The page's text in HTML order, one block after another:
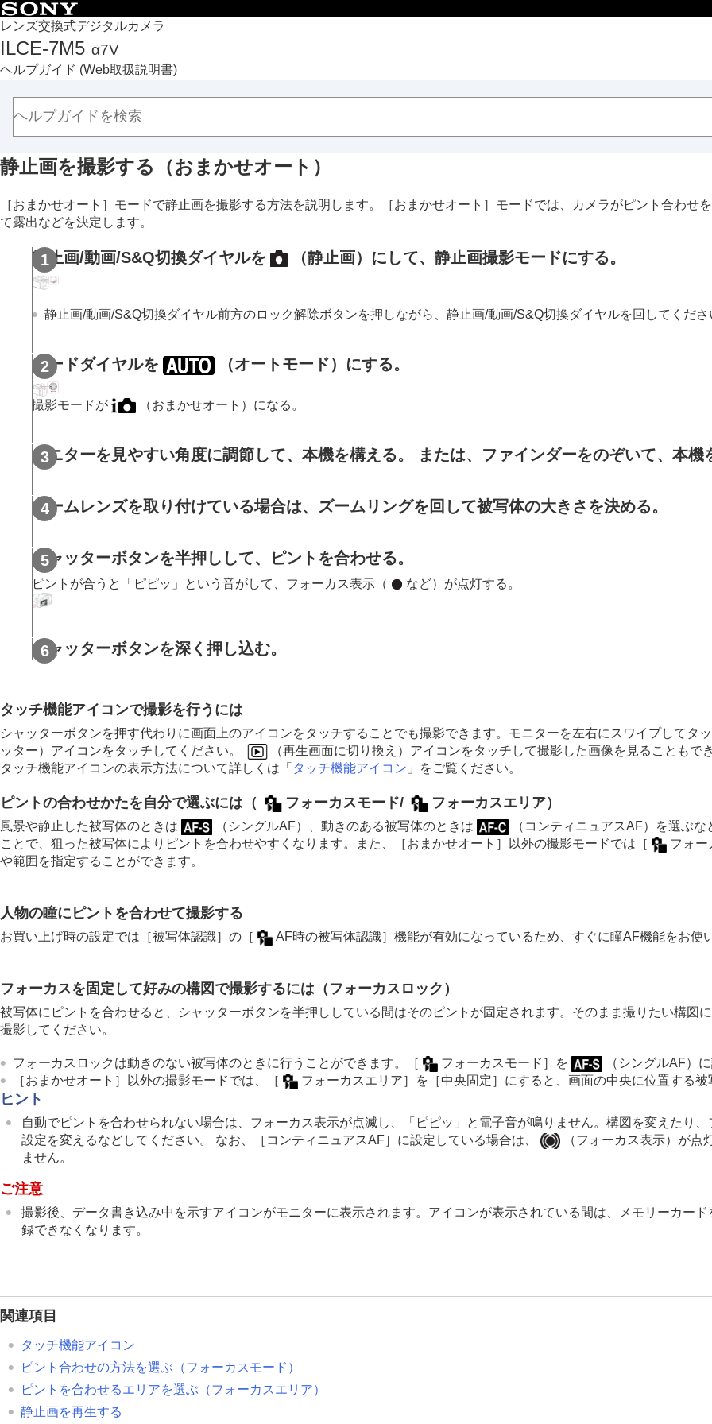
レンズ交換式デジタルカメラ
ILCE-7M5 α7V
ヘルプガイド (Web取扱説明書)
トップページ
ヘルプガイドの使いかた
必ずお読みください
本体と付属品を確認する
本機の基本操作
充電する
USB給電でカメラを使う
使用できるメモリーカード
カメラの初期設定を行う
撮影前に確認すること
動画を撮影する （おまかせオート
撮影機能を活用する
カメラをカスタマイズする
再生する
カメラの設定を変更する
パソコンでできること
クラウドサービスを利用する
静止画を撮影する（おまかせオート）
［おまかせオート］ モードで静止画を撮影する方法を説明します。 ［おまかせオート］ モードでは、カメラがピント合わせ
て露出などを決定します。
静止画/動画/S&Q切換ダイヤルを （静止画）にして、静止画撮影モードにする。
静止画/動画/S&Q切換ダイヤル前方のロック解除ボタンを押しながら、静止画/動画/S&Q切換ダイヤルを回してくださ
モードダイヤルを （オートモード）にする。
撮影モードが （おまかせオート ）になる。
モニターを見やすい角度に調節して、本機を構える。 または、ファインダーをのぞいて、本機
ズームレンズを取り付けている場合は、ズームリングを回して被写体の大きさを決める。
シャッターボタンを半押しして、ピントを合わせる。
ピントが合うと「ピピッ」という音がして、フォーカス表示（ など）が点灯する。
シャッターボタンを深く押し込む。
タッチ機能アイコンで撮影を行うには
シャッターボタンを押す代わりに画面上のアイコンをタッチすることでも撮影できます。モニターを左右にスワイプしてタ
ッター）アイコンをタッチしてください。
（再生画面に切り換え）アイコンをタッチして撮影した画像を見ることもで
タッチ機能アイコンの表示方法について詳しくは「 タッチ機能アイコン 」をご覧ください。
ピントの合わせかたを自分で選ぶには（ フォーカスモード/ フォーカスエリア）
風景や静止した被写体のときは （ シングルAF）、動きのある被写体のときは （ コンティニュアスAF）を選ぶな
ことで、狙った被写体によりピントを合わせやすくなります。また、
［おまかせオート］ 以外の撮影モードでは ［ フォー
や範囲を指定することができます。
人物の瞳にピントを合わせて撮影する
お買い上げ時の設定では ［被写体認識］ の ［ AF時の被写体認識］ 機能が有効になっているため、すぐに瞳AF機能をお使
フォーカスを固定して好みの構図で撮影するには（フォーカスロック）
被写体にピントを合わせると、シャッターボタンを半押ししている間はそのピントが固定されます。そのまま撮りたい構図
撮影してください。
フォーカスロックは動きのない被写体のときに行うことができます。 ［ フォーカスモード］ を （ シングルAF）
［おまかせオート］
以外の撮影モードでは、 ［ フォーカスエリア］ を ［中央固定］ にすると、画面の中央に位置する
ヒント
自動でピントを合わせられない場合は、フォーカス表示が点滅し、「ピピッ」と電子音が鳴りません。構図を変えたり
設定を変えるなどしてください。 なお、
［コンティニュアスAF］ に設定している場合は、
（フォーカス表示）が点
ません。
ご注意
撮影後、データ書き込み中を示すアイコンがモニターに表示されます。アイコンが表示されている間は、メモリーカー
録できなくなります。
関連項目
タッチ機能アイコン
ピント合わせの方法を選ぶ（フォーカスモード ）
ピントを合わせるエリアを選ぶ（フォーカスエリア）
静止画を再生する